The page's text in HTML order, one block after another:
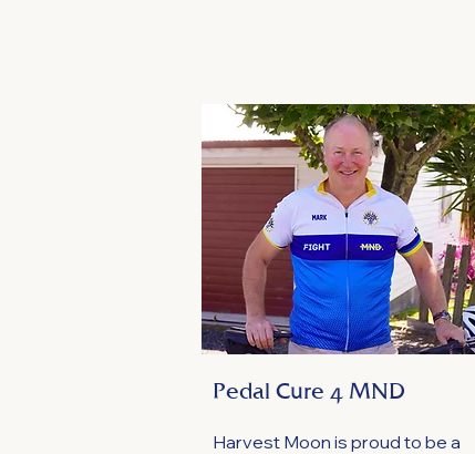
Pedal Cure 4 MND
Harvest Moon is proud to be a